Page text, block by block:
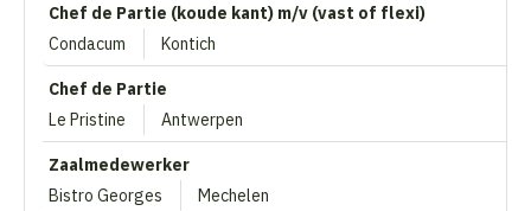
Chef de Partie (koude kant) m/v (vast of flexi)
Condacum
Kontich
Chef de Partie
Le Pristine
Antwerpen
Zaalmedewerker
Bistro Georges
Mechelen